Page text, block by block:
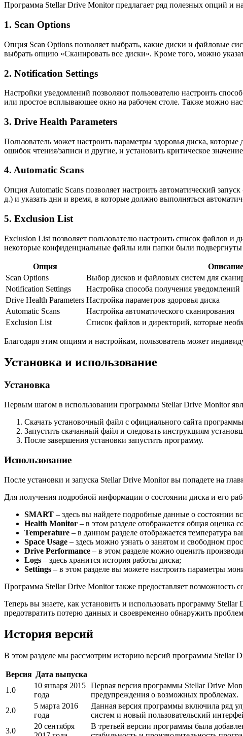
Программа Stellar Drive Monitor предлагает ряд полезных опций и
1. Scan Options
Опция Scan Options позволяет выбрать, какие диски и файловые
выбрать опцию «Сканировать все диски». Кроме того, можно
2. Notification Settings
Настройки уведомлений позволяют пользователю настроить
или простое всплывающее окно на рабочем столе. Также можно
3. Drive Health Parameters
Пользователь может настроить параметры здоровья диска,
ошибок чтения/записи и другие, и установить критическое
4. Automatic Scans
Опция Automatic Scans позволяет настроить автоматический
д.) и указать дни и время, в которые должно выполняться
5. Exclusion List
Exclusion List позволяет пользователю настроить список файлов
некоторые конфиденциальные файлы или папки были
Опция
Описание
Scan Options
Выбор дисков и файловых систем для
Notification Settings
Настройка способа получения уведомлений
Drive Health Parameters Настройка параметров здоровья диска
Automatic Scans
Настройка автоматического сканирования
Exclusion List
Список файлов и директорий, которые
Благодаря этим опциям и настройкам, пользователь может
Установка и использование
Установка
Первым шагом в использовании программы Stellar Drive Monitor
Скачать установочный файл с официального сайта
Запустить скачанный файл и следовать инструкциям
После завершения установки запустить программу.
Использование
После установки и запуска Stellar Drive Monitor вы попадете на
Для получения подробной информации о состоянии диска и его
SMART – здесь вы найдете подробные данные о состоянии
Health Monitor – в этом разделе отображается общая оценка
Temperature – в данном разделе отображается температура
Space Usage – здесь можно узнать о занятом и свободном
Drive Performance – в этом разделе можно оценить
Logs – здесь хранится история работы диска;
Settings – в этом разделе вы можете настроить параметры
Программа Stellar Drive Monitor также предоставляет возможность
Теперь вы знаете, как установить и использовать программу
предотвратить потерю данных и своевременно обнаружить
История версий
В этом разделе мы рассмотрим историю версий программы Stellar
Версия Дата выпуска
1.0
10 января 2015
года
Первая версия программы Stellar Drive
предупреждения о возможных проблемах.
2.0
5 марта 2016
года
Данная версия программы включила ряд
систем и новый пользовательский
3.0
20 сентября
В третьей версии программы была